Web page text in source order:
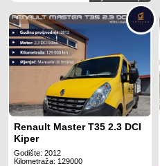
Renault Master T35 2.3 DCI
Kiper
Godište: 2012
Kilometraža: 129000